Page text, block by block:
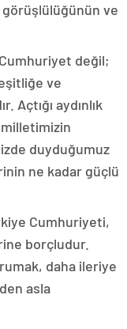
görüşlülüğünün ve
değil;
ve
Açtığı aydınlık
duyduğumuz
ne kadar güçlü
Cumhuriyeti,
borçludur.
daha ileriye
asla